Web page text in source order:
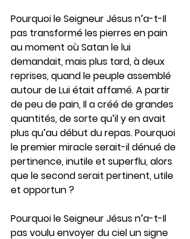
Pourquoi le Seigneur Jésus n’a-t-Il
pas transformé les pierres en pain
au moment où Satan le lui
demandait, mais plus tard, à deux
reprises, quand le peuple assemblé
autour de Lui était affamé. A partir
de peu de pain, Il a créé de grandes
quantités, de sorte qu’il y en avait
plus qu’au début du repas. Pourquoi
le premier miracle serait-il dénué de
pertinence, inutile et superflu, alors
que le second serait pertinent, utile
et opportun ?
Pourquoi le Seigneur Jésus n’a-t-Il
pas voulu envoyer du ciel un signe